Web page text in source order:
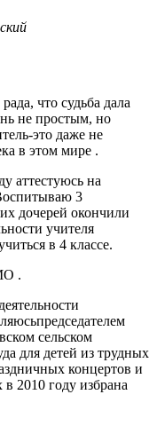
что судьба дала
не простым, но
это даже не
в этом мире .
аттестуюсь на
3
дочерей окончили
учителя
в 4 классе.
.
сельском
для детей из трудных
концертов и
2010 году избрана